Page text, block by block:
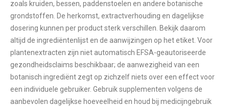
zoals kruiden, bessen, paddenstoelen en andere botanische
grondstoffen. De herkomst, extractverhouding en dagelijkse
dosering kunnen per product sterk verschillen. Bekijk daarom
altijd de ingrediëntenlijst en de aanwijzingen op het etiket. Voor
plantenextracten zijn niet automatisch EFSA-geautoriseerde
gezondheidsclaims beschikbaar; de aanwezigheid van een
botanisch ingrediënt zegt op zichzelf niets over een effect voor
een individuele gebruiker. Gebruik supplementen volgens de
aanbevolen dagelijkse hoeveelheid en houd bij medicijngebruik